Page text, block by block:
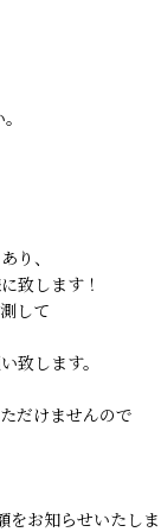
り、
致します！
して
致します。
だけませんので
お知らせいたし